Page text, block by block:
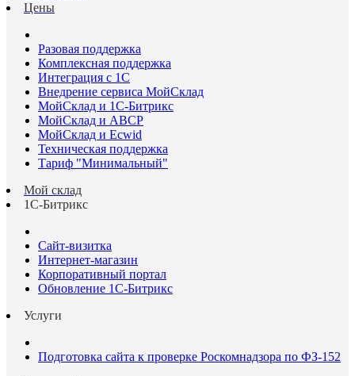
Цены
Разовая поддержка
Комплексная поддержка
Интеграция с 1С
Внедрение сервиса МойСклад
МойСклад и 1С-Битрикс
МойСклад и ABCP
МойСклад и Ecwid
Техническая поддержка
Тариф "Минимальный"
Мой склад
1С-Битрикс
Сайт-визитка
Интернет-магазин
Корпоративный портал
Обновление 1С-Битрикс
Услуги
Подготовка сайта к проверке Роскомнадзора по ФЗ-152